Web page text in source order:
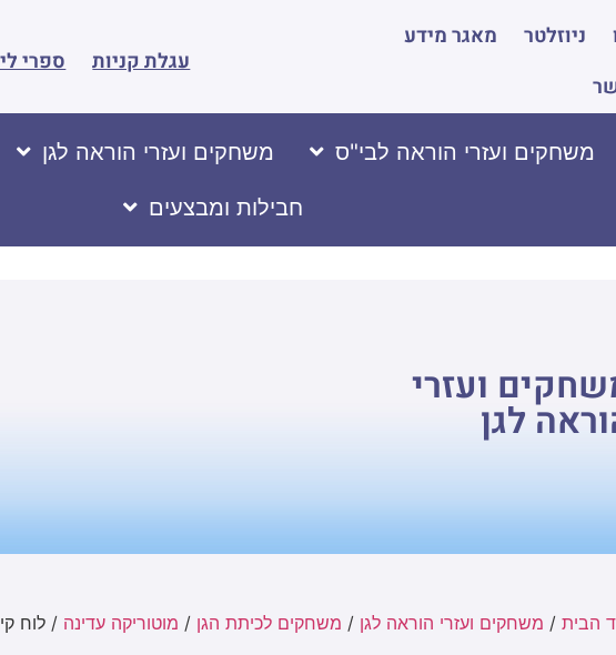
ניוזלטר
מאגר מידע
עגלת קניות ספרי
משחקים ועזרי הוראה לבי"ס משחקים ועזרי הוראה לגן
חבילות ומבצעים
ועזרי
לגן
הבית/ משחקים ועזרי הוראה לגן / משחקים לכיתת הגן / מוטוריקה עדינה / לוח